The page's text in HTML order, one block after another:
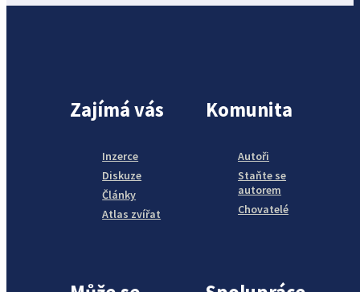
Zajímá vás
Inzerce
Diskuze
Články
Atlas zvířat
Komunita
Autoři
Staňte se
autorem
Chovatelé